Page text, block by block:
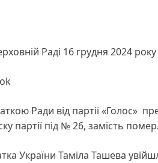
Раді 16 грудня 2024 року
Ради від партії «Голос»
партії під № 26, замість
України Таміла Ташева